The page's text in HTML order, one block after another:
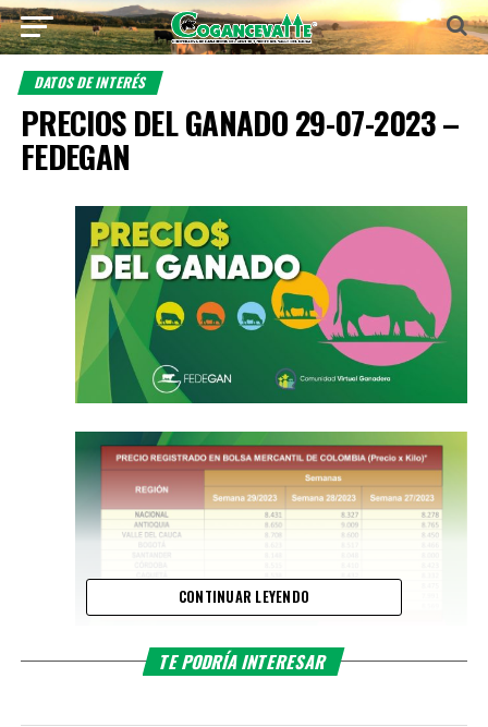
DATOS DE INTERÉS
PRECIOS DEL GANADO 29-07-2023 –
FEDEGAN
CONTINUAR LEYENDO
TE PODRÍA INTERESAR